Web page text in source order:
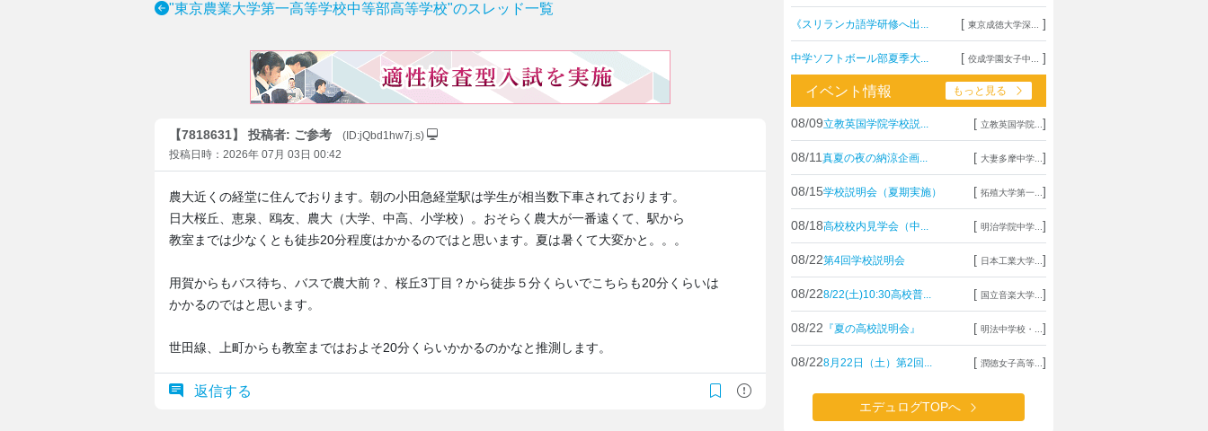
"東京農業大学第一高等学校中等部高等学校"のスレッド一覧
【7818631】 投稿者: ご参考
(ID:jQbd1hw7j.s)
投稿日時：2026年 07月 03日 00:42
農大近くの経堂に住んでおります。朝の小田急経堂駅は学生が相当数下車されております。
日大桜丘、恵泉、鴎友、農大（大学、中高、小学校）。おそらく農大が一番遠くて、駅から
教室までは少なくとも徒歩20分程度はかかるのではと思います。夏は暑くて大変かと。。。
用賀からもバス待ち、バスで農大前？、桜丘3丁目？から徒歩５分くらいでこちらも20分くらいは
かかるのではと思います。
世田線、上町からも教室まではおよそ20分くらいかかるのかなと推測します。
返信する
《スリランカ語学研修へ出... [ 東京成徳大学深... ]
中学ソフトボール部夏季大... [ 佼成学園女子中... ]
イベント情報 もっと見る
08/09立教英国学院学校説... [ 立教英国学院... ]
08/11 真夏の夜の納涼企画... [ 大妻多摩中学... ]
08/15学校説明会（夏期実施） [ 拓殖大学第一... ]
08/18高校校内見学会（中... [ 明治学院中学... ]
08/22第4回学校説明会 [ 日本工業大学... ]
08/228/22(土)10:30高校普... [ 国立音楽大学... ]
08/22 『夏の高校説明会』 [ 明法中学校・... ]
08/228月22日（土）第2回... [ 潤徳女子高等... ]
エデュログTOPへ